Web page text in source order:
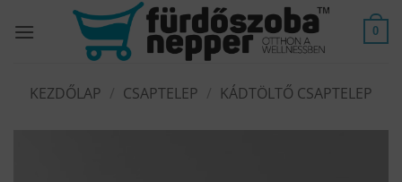
0
KEZDŐLAP CSAPTELEP KÁDTÖLTŐ CSAPTELEP